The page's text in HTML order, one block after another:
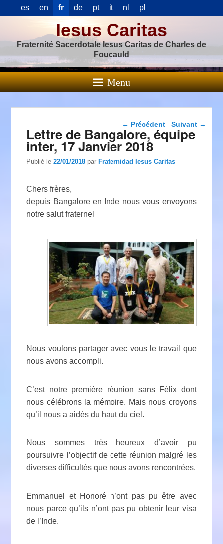
es en fr de pt it nl pl
Iesus Caritas
Fraternité Sacerdotale Iesus Caritas de Charles de
Foucauld
Menu
Navigation dans les
articles
← Précédent Suivant →
Lettre de Bangalore, équipe
inter, 17 Janvier 2018
Publié le22/01/2018 parFraternidad Iesus Caritas
Chers frères,
depuis Bangalore en Inde nous vous envoyons
notre salut fraternel
Nous voulons partager avec vous le travail que
nous avons accompli.
C’est notre première réunion sans Félix dont
nous célébrons la mémoire. Mais nous croyons
qu’il nous a aidés du haut du ciel.
Nous sommes très heureux d’avoir pu
poursuivre l’objectif de cette réunion malgré les
diverses difficultés que nous avons rencontrées.
Emmanuel et Honoré n’ont pas pu être avec
nous parce qu’ils n’ont pas pu obtenir leur visa
de l’Inde.